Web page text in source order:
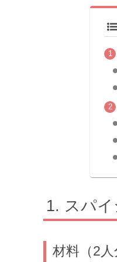
スパ
材料（2人